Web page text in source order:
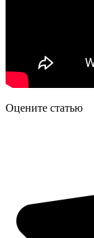
Оцените статью